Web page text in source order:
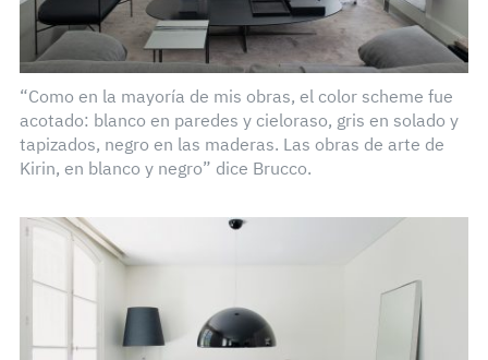
“Como en la mayoría de mis obras, el color scheme fue
acotado: blanco en paredes y cieloraso, gris en solado y
tapizados, negro en las maderas. Las obras de arte de
Kirin, en blanco y negro” dice Brucco.